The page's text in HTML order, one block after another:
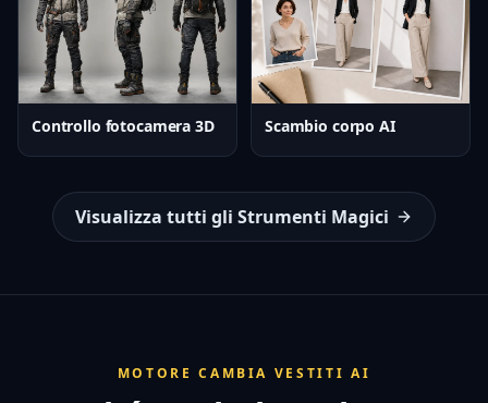
Controllo fotocamera 3D Scambio corpo AI
Visualizza tutti gli Strumenti Magici
MOTORE CAMBIA VESTITI AI